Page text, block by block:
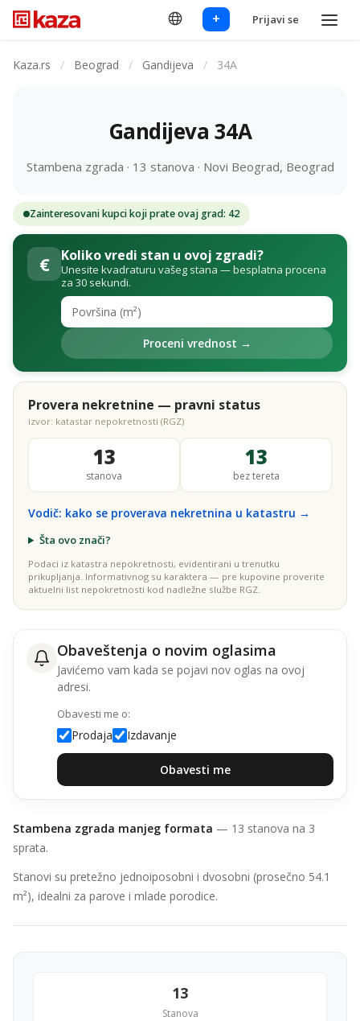
+ Prijavi se
Kaza.rs / Beograd / Gandijeva / 34A
Gandijeva 34A
Stambena zgrada · 13 stanova · Novi Beograd, Beograd
Zainteresovani kupci koji prate ovaj grad: 42
€ Koliko vredi stan u ovoj zgradi?
Unesite kvadraturu vašeg stana — besplatna procena
za 30 sekundi.
Proceni vrednost →
Provera nekretnine — pravni status
izvor: katastar nepokretnosti (RGZ)
13
stanova
13
bez tereta
Vodič: kako se proverava nekretnina u katastru →
Šta ovo znači?
Podaci iz katastra nepokretnosti, evidentirani u trenutku
prikupljanja. Informativnog su karaktera — pre kupovine proverite
aktuelni list nepokretnosti kod nadležne službe RGZ.
Obaveštenja o novim oglasima
Javićemo vam kada se pojavi nov oglas na ovoj
adresi.
Obavesti me o:
Prodaja Izdavanje
Obavesti me
Stambena zgrada manjeg formata — 13 stanova na 3
sprata.
Stanovi su pretežno jednoiposobni i dvosobni (prosečno 54.1
m²), idealni za parove i mlade porodice.
13
Stanova